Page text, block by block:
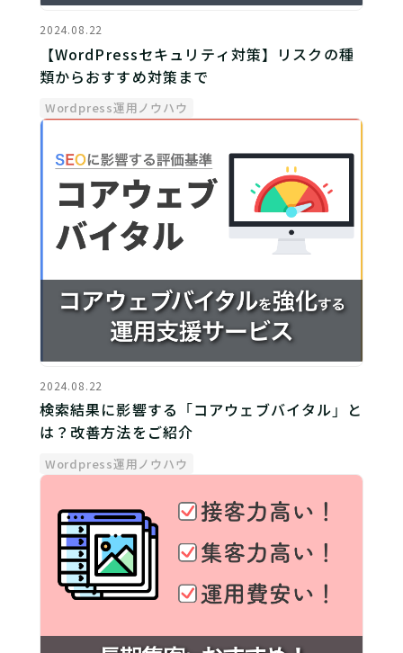
2024.08.22
【WordPressセキュリティ対策】リスクの種
類からおすすめ対策まで
Wordpress運用ノウハウ
2024.08.22
検索結果に影響する「コアウェブバイタル」と
は？改善方法をご紹介
Wordpress運用ノウハウ